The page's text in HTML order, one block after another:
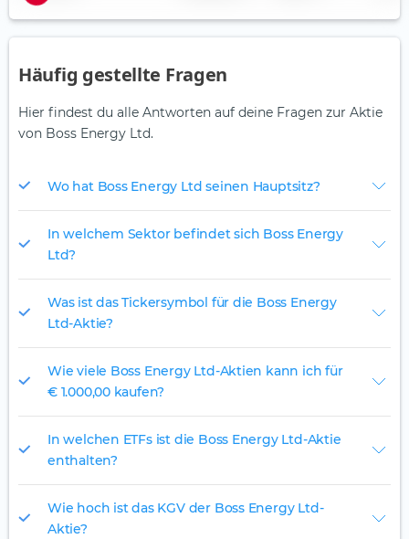
Häufig gestellte Fragen
Hier findest du alle Antworten auf deine Fragen zur Aktie
von Boss Energy Ltd.
Wo hat Boss Energy Ltd seinen Hauptsitz?
In welchem Sektor befindet sich Boss Energy
Ltd?
Was ist das Tickersymbol für die Boss Energy
Ltd-Aktie?
Wie viele Boss Energy Ltd-Aktien kann ich für
€ 1.000,00 kaufen?
In welchen ETFs ist die Boss Energy Ltd-Aktie
enthalten?
Wie hoch ist das KGV der Boss Energy Ltd-
Aktie?